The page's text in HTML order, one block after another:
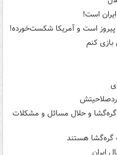
است!
پیروز است و آمریکا شکست‌خورده!
کنم
ردصلاحیتش
و حلال مسائل و مشکلات
گره‌گشا هستند